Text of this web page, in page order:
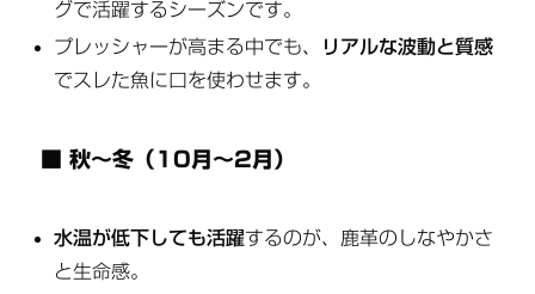
グで活躍するシーズンです。
プレッシャーが高まる中でも、
リアルな波動と質感
でスレた魚に口を使わせます。
■ 秋～冬（10月～2月）
水温が低下しても活躍するのが、鹿革のしなやかさ
と生命感。